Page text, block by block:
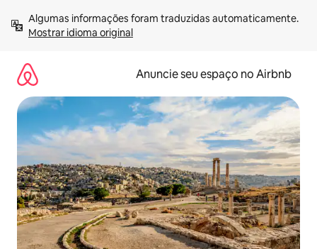
para
Mostrar idioma original
Anuncie seu espaço no Airbnb